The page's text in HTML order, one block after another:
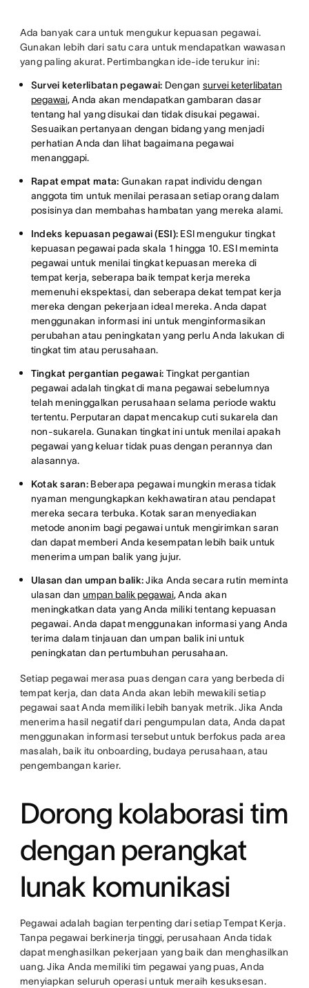
Ada banyak cara untuk mengukur kepuasan pegawai.
Gunakan lebih dari satu cara untuk mendapatkan wawasan
yang paling akurat. Pertimbangkan ide-ide terukur ini:
Survei keterlibatan pegawai: Dengan survei keterlibatan
pegawai, Anda akan mendapatkan gambaran dasar
tentang hal yang disukai dan tidak disukai pegawai.
Sesuaikan pertanyaan dengan bidang yang menjadi
perhatian Anda dan lihat bagaimana pegawai
menanggapi.
Rapat empat mata: Gunakan rapat individu dengan
anggota tim untuk menilai perasaan setiap orang dalam
posisinya dan membahas hambatan yang mereka alami.
Indeks kepuasan pegawai (ESI): ESI mengukur tingkat
kepuasan pegawai pada skala 1 hingga 10. ESI meminta
pegawai untuk menilai tingkat kepuasan mereka di
tempat kerja, seberapa baik tempat kerja mereka
memenuhi ekspektasi, dan seberapa dekat tempat kerja
mereka dengan pekerjaan ideal mereka. Anda dapat
menggunakan informasi ini untuk menginformasikan
perubahan atau peningkatan yang perlu Anda lakukan di
tingkat tim atau perusahaan.
Tingkat pergantian pegawai: Tingkat pergantian
pegawai adalah tingkat di mana pegawai sebelumnya
telah meninggalkan perusahaan selama periode waktu
tertentu. Perputaran dapat mencakup cuti sukarela dan
non-sukarela. Gunakan tingkat ini untuk menilai apakah
pegawai yang keluar tidak puas dengan perannya dan
alasannya.
Kotak saran: Beberapa pegawai mungkin merasa tidak
nyaman mengungkapkan kekhawatiran atau pendapat
mereka secara terbuka. Kotak saran menyediakan
metode anonim bagi pegawai untuk mengirimkan saran
dan dapat memberi Anda kesempatan lebih baik untuk
menerima umpan balik yang jujur.
Ulasan dan umpan balik:Jika Anda secara rutin meminta
ulasan dan umpan balik pegawai, Anda akan
meningkatkan data yang Anda miliki tentang kepuasan
pegawai. Anda dapat menggunakan informasi yang Anda
terima dalam tinjauan dan umpan balik ini untuk
peningkatan dan pertumbuhan perusahaan.
Setiap pegawai merasa puas dengan cara yang berbeda di
tempat kerja, dan data Anda akan lebih mewakili setiap
pegawai saat Anda memiliki lebih banyak metrik. Jika Anda
menerima hasil negatif dari pengumpulan data, Anda dapat
menggunakan informasi tersebut untuk berfokus pada area
masalah, baik itu onboarding, budaya perusahaan, atau
pengembangan karier.
Dorong kolaborasi tim
dengan perangkat
lunak komunikasi
Pegawai adalah bagian terpenting dari setiap Tempat Kerja.
Tanpa pegawai berkinerja tinggi, perusahaan Anda tidak
dapat menghasilkan pekerjaan yang baik dan menghasilkan
uang. Jika Anda memiliki tim pegawai yang puas, Anda
menyiapkan seluruh operasi untuk meraih kesuksesan.